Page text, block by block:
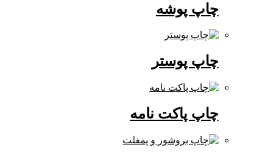
چاپ پوشه
چاپ پوستر
چاپ پاکت نامه